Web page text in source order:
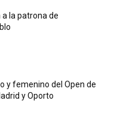
la patrona de
y femenino del Open de
y Oporto